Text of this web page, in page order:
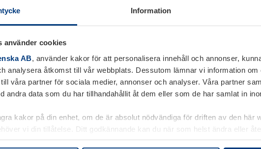
Information
använder cookies
AB, använder kakor för att personalisera innehåll och annonser,
analysera åtkomst till vår webbplats. Dessutom lämnar vi information om
våra partner för sociala medier, annonser och analyser. Våra partner
andra data som du har tillhandahållit åt dem eller som de har samlat in
kakor på din enhet, om de är absolut nödvändiga för driften av den här
vi din tillåtelse. Ditt godkännande kan du när som helst ändra eller
på vår webbplats.